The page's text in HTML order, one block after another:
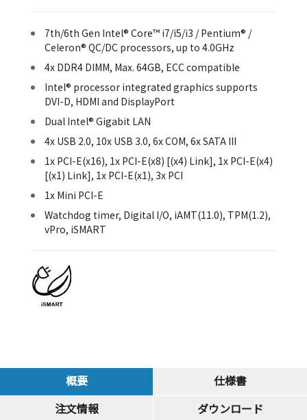
7th/6th Gen Intel® Core™ i7/i5/i3 / Pentium® /
Celeron® QC/DC processors, up to 4.0GHz
4x DDR4 DIMM, Max. 64GB, ECC compatible
Intel® processor integrated graphics supports
DVI-D, HDMI and DisplayPort
Dual Intel® Gigabit LAN
4x USB 2.0, 10x USB 3.0, 6x COM, 6x SATA III
1x PCI-E(x16), 1x PCI-E(x8) [(x4) Link], 1x PCI-E(x4)
[(x1) Link], 1x PCI-E(x1), 3x PCI
1x Mini PCI-E
Watchdog timer, Digital I/O, iAMT(11.0), TPM(1.2),
vPro, iSMART
概要
仕様書
注文情報
ダウンロード